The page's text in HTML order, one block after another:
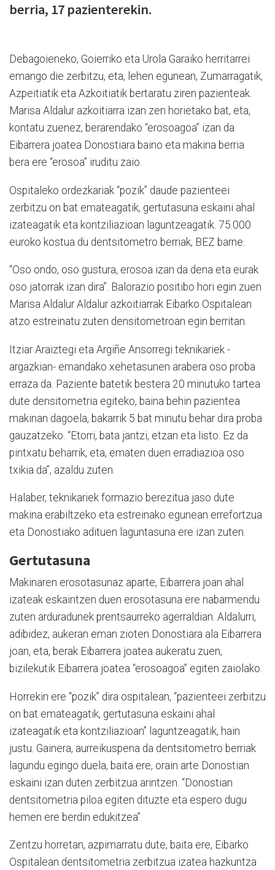
berria, 17 pazienterekin.
Debagoieneko, Goierriko eta Urola Garaiko herritarrei
emango die zerbitzu, eta, lehen egunean, Zumarragatik,
Azpeitiatik eta Azkoitiatik bertaratu ziren pazienteak.
Marisa Aldalur azkoitiarra izan zen horietako bat, eta,
kontatu zuenez, berarendako “erosoagoa” izan da
Eibarrera joatea Donostiara baino eta makina berria
bera ere “erosoa” iruditu zaio.
Ospitaleko ordezkariak “pozik” daude pazienteei
zerbitzu on bat emateagatik, gertutasuna eskaini ahal
izateagatik eta kontziliazioan laguntzeagatik. 75.000
euroko kostua du dentsitometro berriak, BEZ barne.
“Oso ondo, oso gustura, erosoa izan da dena eta eurak
oso jatorrak izan dira”. Balorazio positibo hori egin zuen
Marisa Aldalur Aldalur azkoitiarrak Eibarko Ospitalean
atzo estreinatu zuten densitometroan egin berritan.
Itziar Araiztegi eta Argiñe Ansorregi teknikariek -
argazkian- emandako xehetasunen arabera oso proba
erraza da. Paziente batetik bestera 20 minutuko tartea
dute densitometria egiteko, baina behin pazientea
makinan dagoela, bakarrik 5 bat minutu behar dira proba
gauzatzeko. “Etorri, bata jantzi, etzan eta listo. Ez da
pintxatu beharrik, eta, ematen duen erradiazioa oso
txikia da”, azaldu zuten.
Halaber, teknikariek formazio berezitua jaso dute
makina erabiltzeko eta estreinako egunean errefortzua
eta Donostiako adituen laguntasuna ere izan zuten.
Gertutasuna
Makinaren erosotasunaz aparte, Eibarrera joan ahal
izateak eskaintzen duen erosotasuna ere nabarmendu
zuten arduradunek prentsaurreko agerraldian. Aldalurri,
adibidez, aukeran eman zioten Donostiara ala Eibarrera
joan, eta, berak Eibarrera joatea aukeratu zuen,
bizilekutik Eibarrera joatea “erosoagoa” egiten zaiolako.
Horrekin ere “pozik” dira ospitalean, “pazienteei zerbitzu
on bat emateagatik, gertutasuna eskaini ahal
izateagatik eta kontziliazioan” laguntzeagatik, hain
justu. Gainera, aurreikuspena da dentsitometro berriak
lagundu egingo duela, baita ere, orain arte Donostian
eskaini izan duten zerbitzua arintzen. “Donostian
dentsitometria piloa egiten dituzte eta espero dugu
hemen ere berdin edukitzea”.
Zentzu horretan, azpimarratu dute, baita ere, Eibarko
Ospitalean dentsitometria zerbitzua izatea hazkuntza